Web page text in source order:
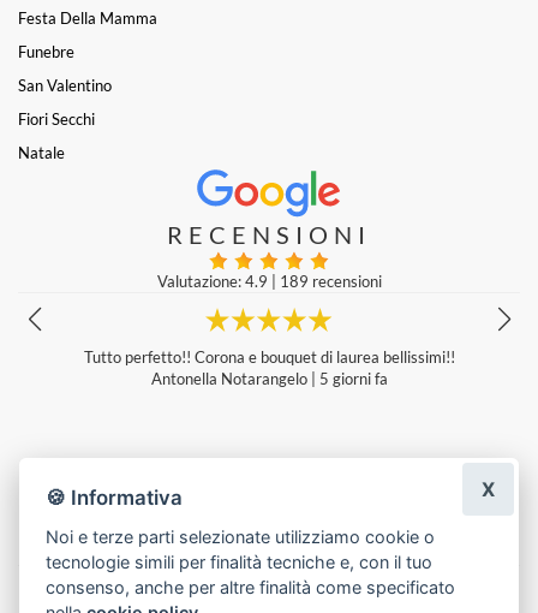
Festa Della Mamma
Funebre
San Valentino
Fiori Secchi
Natale
RECENSIONI
Valutazione: 4.9 189 recensioni
Per il nostro matrimonio ci siamo affidati alla creatività e alla professi
onalità di Lucia, e non avremmo potuto fare scelta migliore. Partendo
stress zero: abbiamo potuto godere della giornata sapendo che tutto
era in mani esperte. Se cercate un servizio d'eccellenza e 'senza pens
ieri', Lucia è la persona giusta.
Giacomo Bertozzi|6 giorni fa
Lascia una recensione
🍪 Informativa
Noi e terze parti selezionate utilizziamo cookie o
tecnologie simili per finalità tecniche e, con il tuo
consenso, anche per altre finalità come specificato
X